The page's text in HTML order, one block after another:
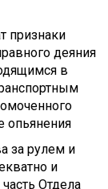
признаки
деяния
в
опьянения
за рулем и
и
Отдела